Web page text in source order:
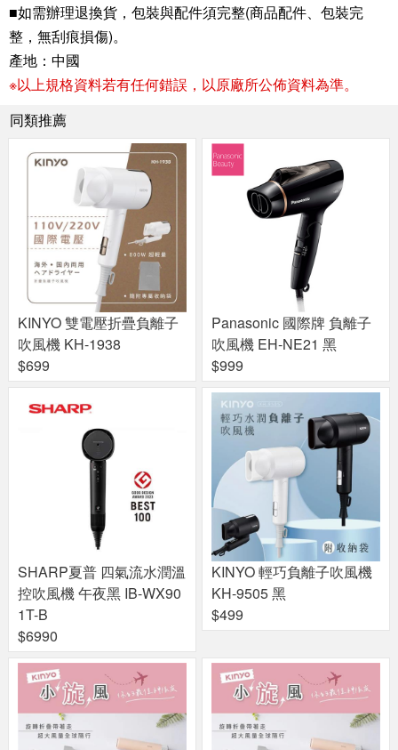
■如需辦理退換貨，包裝與配件須完整(商品配件、包裝完
整，無刮痕損傷)。
產地：中國
※以上規格資料若有任何錯誤，以原廠所公佈資料為準。
同類推薦
KINYO 雙電壓折疊負離子
吹風機 KH-1938
$699
Panasonic 國際牌 負離子
吹風機 EH-NE21 黑
$999
SHARP夏普 四氣流水潤溫
控吹風機 午夜黑 IB-WX90
1T-B
$6990
KINYO 輕巧負離子吹風機
KH-9505 黑
$499